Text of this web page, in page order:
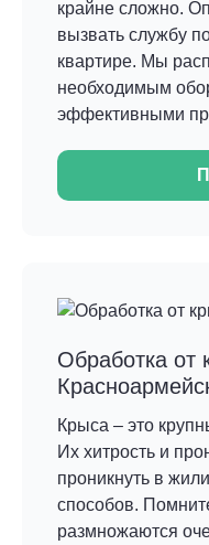
крайне сложно.
вызвать службу
квартире. Мы
необходимым
эффективными
Обработка от
Крыса – это
Их хитрость и
проникнуть в
способов.
размножаются